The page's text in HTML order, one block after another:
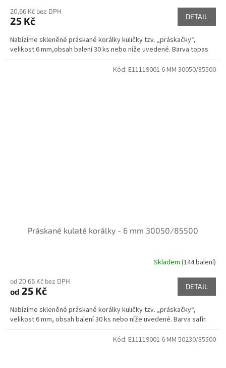
20,66 Kč bez DPH
25 Kč DETAIL
Nabízíme skleněné práskané korálky kuličky tzv. „práskačky“,
velikost 6 mm,obsah balení 30 ks nebo níže uvedené. Barva topas
Práskané kulaté korálky - 6 mm 30050/85500
Skladem (144 balení)
od 20,66 Kč bez DPH
od 25 Kč DETAIL
Nabízíme skleněné práskané korálky kuličky tzv. „práskačky“,
velikost 6 mm, obsah balení 30 ks nebo níže uvedené. Barva safír.
Kód: E11119001 6 MM 30050/85500
Kód: E11119001 6 MM 50230/85500